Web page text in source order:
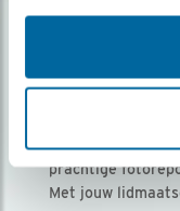
Ontvang 5 x
Vogels is het
prachtige
Met jouw